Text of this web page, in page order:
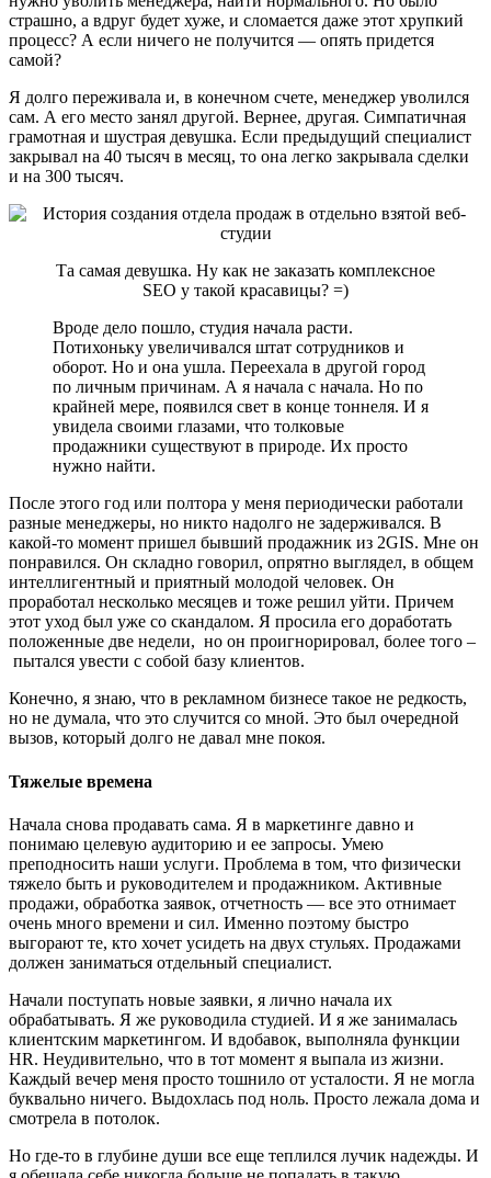
страшно, а вдруг будет хуже, и сломается даже этот хрупкий
процесс? А если ничего не получится — опять придется
самой?
Я долго переживала и, в конечном счете, менеджер уволился
сам. А его место занял другой. Вернее, другая. Симпатичная
грамотная и шустрая девушка. Если предыдущий специалист
закрывал на 40 тысяч в месяц, то она легко закрывала сделки
и на 300 тысяч.
Та самая девушка. Ну как не заказать комплексное
SEO у такой красавицы? =)
Вроде дело пошло, студия начала расти.
Потихоньку увеличивался штат сотрудников и
оборот. Но и она ушла. Переехала в другой город
по личным причинам. А я начала с начала. Но по
крайней мере, появился свет в конце тоннеля. И я
увидела своими глазами, что толковые
продажники существуют в природе. Их просто
нужно найти.
После этого год или полтора у меня периодически работали
разные менеджеры, но никто надолго не задерживался. В
какой-то момент пришел бывший продажник из 2GIS. Мне он
понравился. Он складно говорил, опрятно выглядел, в общем
интеллигентный и приятный молодой человек. Он
проработал несколько месяцев и тоже решил уйти. Причем
этот уход был уже со скандалом. Я просила его доработать
положенные две недели, но он проигнорировал, более того –
пытался увести с собой базу клиентов.
Конечно, я знаю, что в рекламном бизнесе такое не редкость,
но не думала, что это случится со мной. Это был очередной
вызов, который долго не давал мне покоя.
Тяжелые времена
Начала снова продавать сама. Я в маркетинге давно и
понимаю целевую аудиторию и ее запросы. Умею
преподносить наши услуги. Проблема в том, что физически
тяжело быть и руководителем и продажником. Активные
продажи, обработка заявок, отчетность — все это отнимает
очень много времени и сил. Именно поэтому быстро
выгорают те, кто хочет усидеть на двух стульях. Продажами
должен заниматься отдельный специалист.
Начали поступать новые заявки, я лично начала их
обрабатывать. Я же руководила студией. И я же занималась
клиентским маркетингом. И вдобавок, выполняла функции
HR. Неудивительно, что в тот момент я выпала из жизни.
Каждый вечер меня просто тошнило от усталости. Я не могла
буквально ничего. Выдохлась под ноль. Просто лежала дома и
смотрела в потолок.
Но где-то в глубине души все еще теплился лучик надежды. И